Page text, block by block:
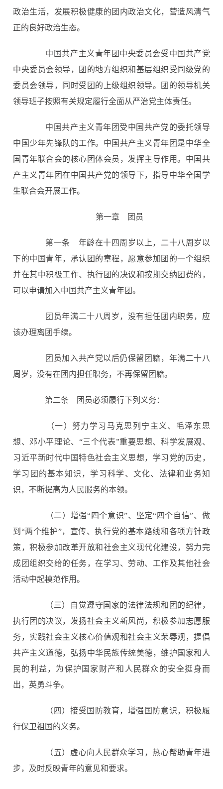
政治生活，发展积极健康的团内政治文化，营造风清气
正的良好政治生态。
中国共产主义青年团中央委员会受中国共产党
中央委员会领导，团的地方组织和基层组织受同级党的
委员会领导，同时受团的上级组织领导。团的领导机关
领导班子按照有关规定履行全面从严治党主体责任。
中国共产主义青年团受中国共产党的委托领导
中国少年先锋队的工作。中国共产主义青年团是中华全
国青年联合会的核心团体会员，发挥主导作用。中国共
产主义青年团在中国共产党的领导下，指导中华全国学
生联合会开展工作。
第一章 团员
第一条
年龄在十四周岁以上，二十八周岁以
下的中国青年，承认团的章程，愿意参加团的一个组织
并在其中积极工作、执行团的决议和按期交纳团费的，
可以申请加入中国共产主义青年团。
团员年满二十八周岁，没有担任团内职务，应
该办理离团手续。
团员加入共产党以后仍保留团籍，年满二十八
周岁，没有在团内担任职务，不再保留团籍。
第二条 团员必须履行下列义务：
（一）努力学习马克思列宁主义、毛泽东思
想、邓小平理论、“三个代表”重要思想、科学发展观、
习近平新时代中国特色社会主义思想，学习党的历史，
学习团的基本知识，学习科学、文化、法律和业务知
识，不断提高为人民服务的本领。
（二）增强“四个意识”、坚定“四个自信”、做
到“两个维护”，宣传、执行党的基本路线和各项方针政
策，积极参加改革开放和社会主义现代化建设，努力完
成团组织交给的任务，在学习、劳动、工作及其他社会
活动中起模范作用。
（三）自觉遵守国家的法律法规和团的纪律，
执行团的决议，发扬社会主义新风尚，积极参加志愿服
务，实践社会主义核心价值观和社会主义荣辱观，提倡
共产主义道德，弘扬中华民族传统美德，维护国家和人
民的利益，为保护国家财产和人民群众的安全挺身而
出，英勇斗争。
（四）接受国防教育，增强国防意识，积极履
行保卫祖国的义务。
（五）虚心向人民群众学习，热心帮助青年进
步，及时反映青年的意见和要求。